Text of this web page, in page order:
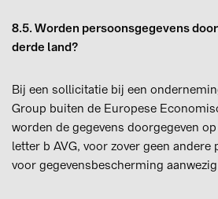
8.5. Worden persoonsgegevens
derde land?
Bij een sollicitatie bij een
Group buiten de Europese
worden de gegevens doorgegeven
letter b AVG, voor zover geen andere
voor gegevensbescherming